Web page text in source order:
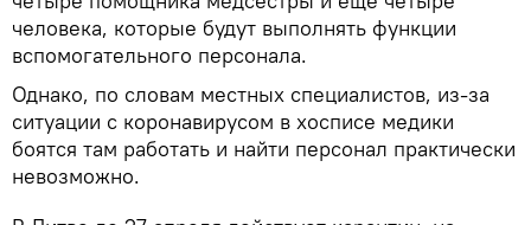
человека, которые будут выполнять функции
вспомогательного персонала.
Однако, по словам местных специалистов, из-за
ситуации с коронавирусом в хосписе медики
боятся там работать и найти персонал практически
невозможно.